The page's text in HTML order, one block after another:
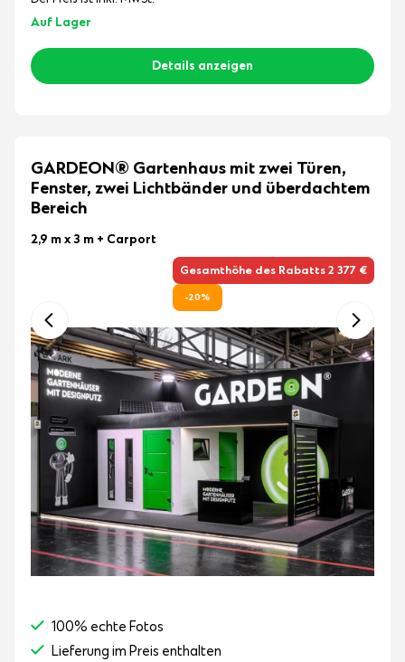
Auf Lager
Details anzeigen
GARDEON® Gartenhaus mit zwei Türen,
Fenster, zwei Lichtbänder und überdachtem
Bereich
2,9 m x 3 m + Carport
Gesamthöhe des Rabatts 2 377 €
-20%
100% echte Fotos
Lieferung im Preis enthalten